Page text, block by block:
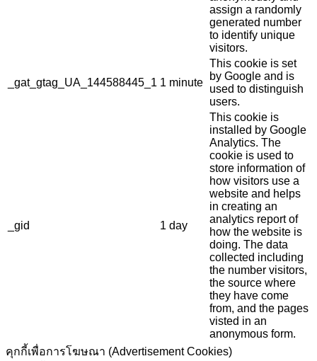
assign a randomly
generated number
to identify unique
visitors.
_gat_gtag_UA_144588445_1 1 minute
This cookie is set
by Google and is
used to distinguish
users.
_gid 1 day
This cookie is
installed by Google
Analytics. The
cookie is used to
store information of
how visitors use a
website and helps
in creating an
analytics report of
how the website is
doing. The data
collected including
the number visitors,
the source where
they have come
from, and the pages
visted in an
anonymous form.
คุกกี้เพื่อการโฆษณา (Advertisement Cookies)